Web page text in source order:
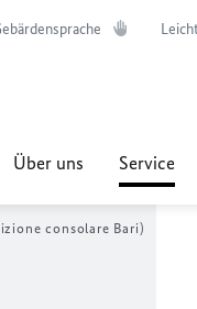
Über uns Service
consolare Bari)